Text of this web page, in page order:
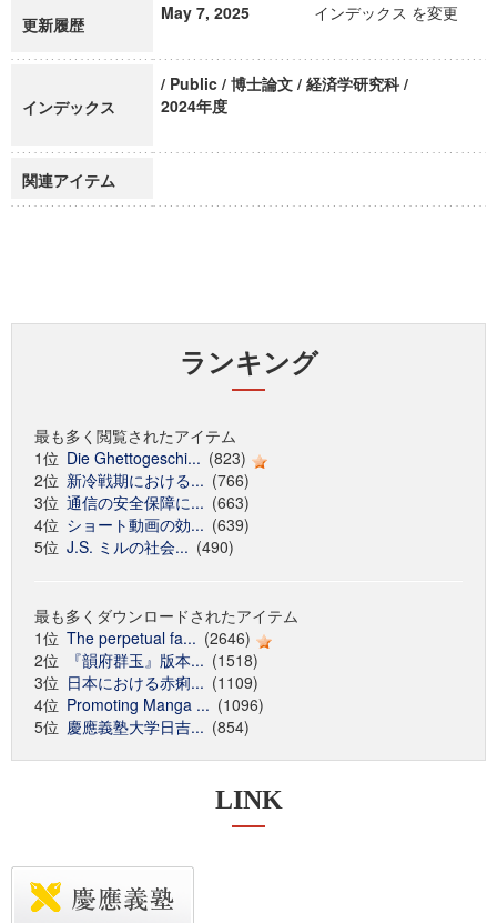
更新履歴
May 7, 2025 インデックス を変更
インデックス
/ Public / 博士論文 / 経済学研究科 /
2024年度
関連アイテム
ランキング
最も多く閲覧されたアイテム
1位 Die Ghettogeschi... (823)
2位 新冷戦期における... (766)
3位 通信の安全保障に... (663)
4位 ショート動画の効... (639)
5位 J.S. ミルの社会... (490)
最も多くダウンロードされたアイテム
1位 The perpetual fa... (2646)
2位
『韻府群玉』版本... (1518)
3位 日本における赤痢... (1109)
4位 Promoting Manga ... (1096)
5位 慶應義塾大学日吉... (854)
LINK